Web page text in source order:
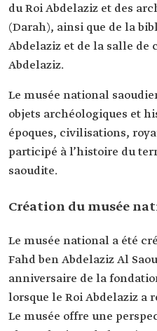
du Roi Abdelaziz et des
(Darah), ainsi que de la
Abdelaziz et de la salle de
Abdelaziz.
Le musée national
objets archéologiques et
époques, civilisations,
participé à l’histoire du
saoudite.
Création du musée
Le musée national a été
Fahd ben Abdelaziz Al
anniversaire de la
lorsque le Roi Abdelaziz a
Le musée offre une